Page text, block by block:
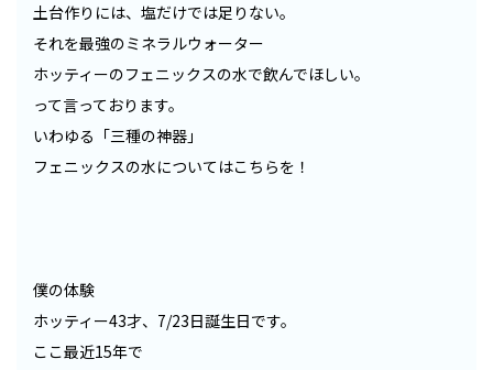
土台作りには、塩だけでは足りない。
それを最強のミネラルウォーター
ホッティーのフェニックスの水で飲んでほしい。
って言っております。
いわゆる「三種の神器」
フェニックスの水についてはこちらを！
僕の体験
ホッティー43才、7/23日誕生日です。
ここ最近15年で